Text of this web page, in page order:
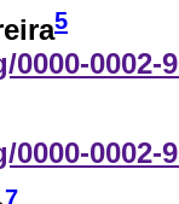
5
0002-
0002-
7